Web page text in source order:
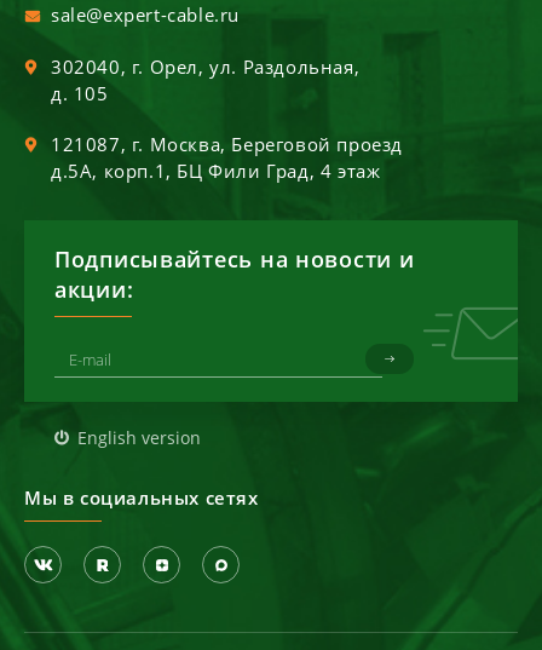
sale@expert-cable.ru
302040, г. Орел,ул. Раздольная,
д. 105
121087, г. Москва, Береговой проезд
д.5А, корп.1, БЦ Фили Град, 4 этаж
Подписывайтесь на новости и
акции:
English version
Мы в социальных сетях